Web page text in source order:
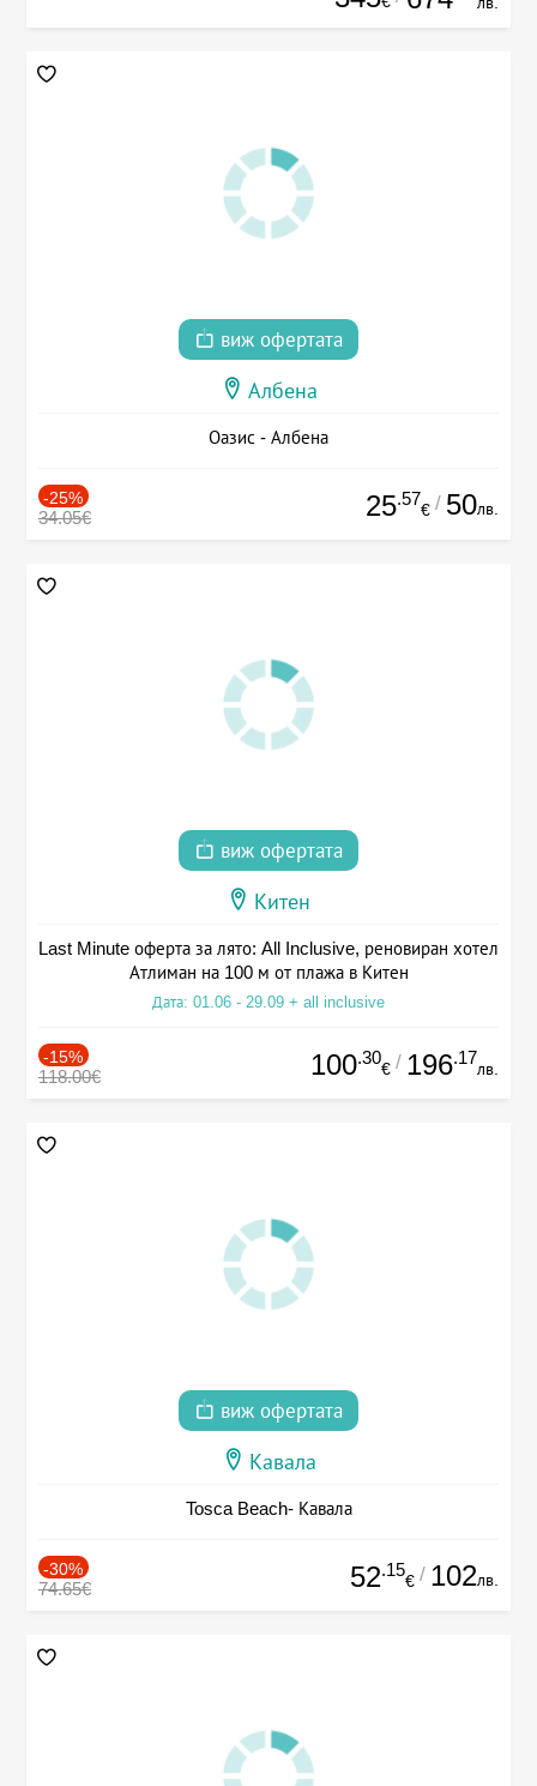
виж офертата
Албена
Оазис - Албена
-25%
34.05€ 25.57
€ / 50лв.
виж офертата
Китен
Last Minute оферта за лято: All Inclusive, реновиран хотел
Атлиман на 100 м от плажа в Китен
Дата: 01.06 - 29.09 + all inclusive
-15%
118.00€ 100.30
€ / 196.17
лв.
виж офертата
Кавала
Tosca Beach- Кавала
-30%
74.65€ 52.15
€ / 102лв.